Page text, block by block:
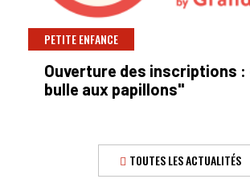
PETITE ENFANCE
Ouverture des inscriptions :
bulle aux papillons"
TOUTES LES ACTUALITÉS